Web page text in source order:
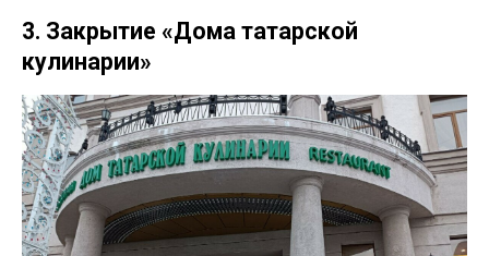
3. Закрытие «Дома татарской
кулинарии»